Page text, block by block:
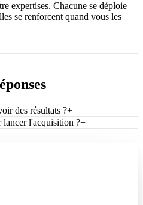
expertises. Chacune se déploie
se renforcent quand vous les
des résultats ?+
l'acquisition ?+